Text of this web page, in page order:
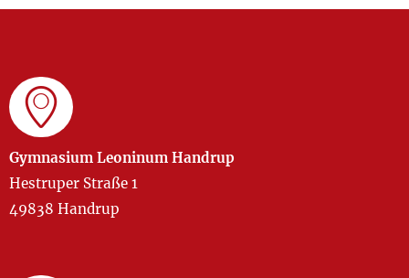
Gymnasium Leoninum Handrup
Hestruper Straße 1
49838 Handrup